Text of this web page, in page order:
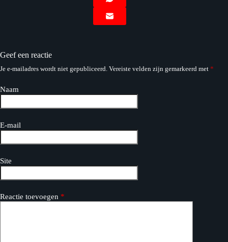
Geef een reactie
Je e-mailadres wordt niet gepubliceerd. Vereiste velden zijn gemarkeerd met *
Naam
E-mail
Site
Reactie toevoegen *